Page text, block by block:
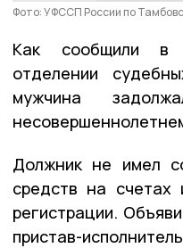
Фото: УФССП России по
Как сообщили в
отделении
мужчина
Должник не имел
средств на
регистрации.
пристав-